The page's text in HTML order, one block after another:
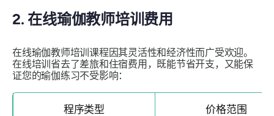
2. 在线瑜伽教师培训费用
在线瑜伽教师培训课程因其灵活性和经济性而广受欢迎。
在线培训省去了差旅和住宿费用，既能节省开支，又能保
证您的瑜伽练习不受影响：
程序类型 价格范围